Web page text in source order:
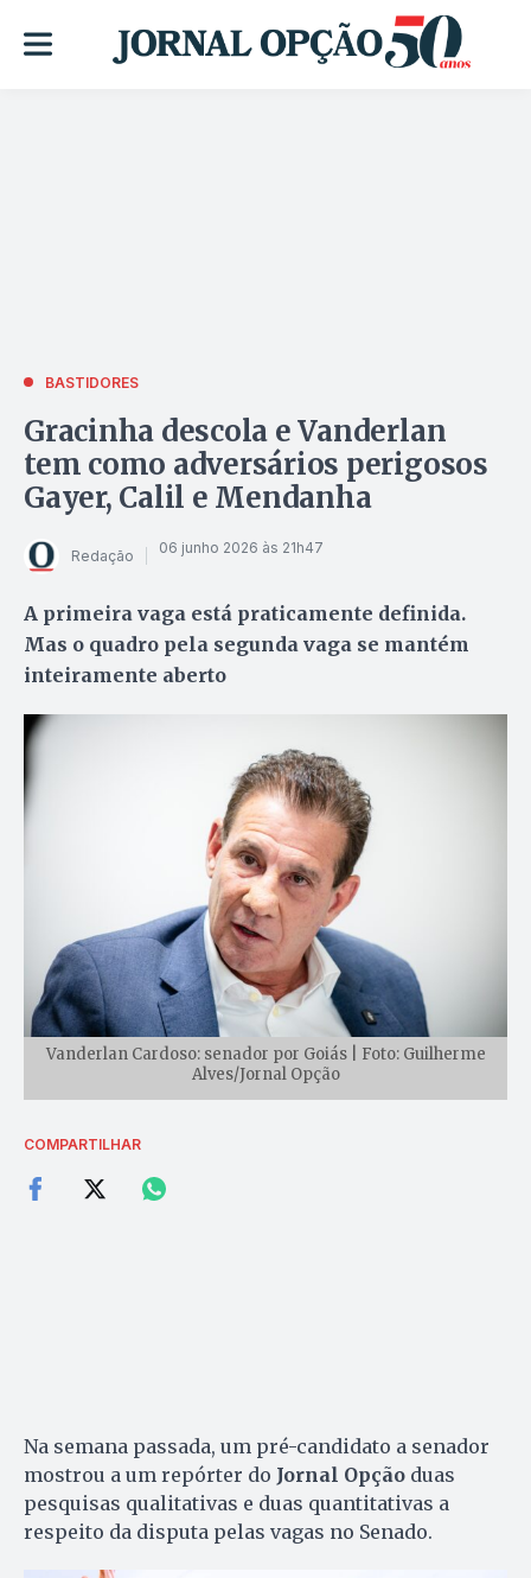
BASTIDORES
Gracinha descola e Vanderlan
tem como adversários perigosos
Gayer, Calil e Mendanha
Redação 06 junho 2026 às 21h47
A primeira vaga está praticamente definida.
Mas o quadro pela segunda vaga se mantém
inteiramente aberto
Vanderlan Cardoso: senador por Goiás | Foto: Guilherme
Alves/Jornal Opção
COMPARTILHAR
Na semana passada, um pré-candidato a senador
mostrou a um repórter do Jornal Opção duas
pesquisas qualitativas e duas quantitativas a
respeito da disputa pelas vagas no Senado.